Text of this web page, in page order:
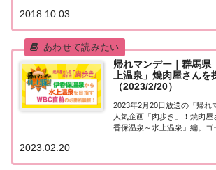
み宿・群馬県の「別邸 仙寿
す！詳しい情報はこちら！世
2018.10.03
帰れマンデー｜群馬県
上温泉」焼肉屋さんを
（2023/2/20）
2023年2月20日放送の『帰れ
人気企画「肉歩き」！焼肉
香保温泉～水上温泉」編。ゴ
＆King & Prince 神宮寺勇太
2023.02.20